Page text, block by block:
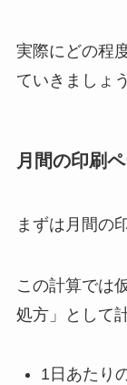
実際にどの程
ていきましょう
月間の印刷
まずは月間の
この計算では
処方」として
1日あたり